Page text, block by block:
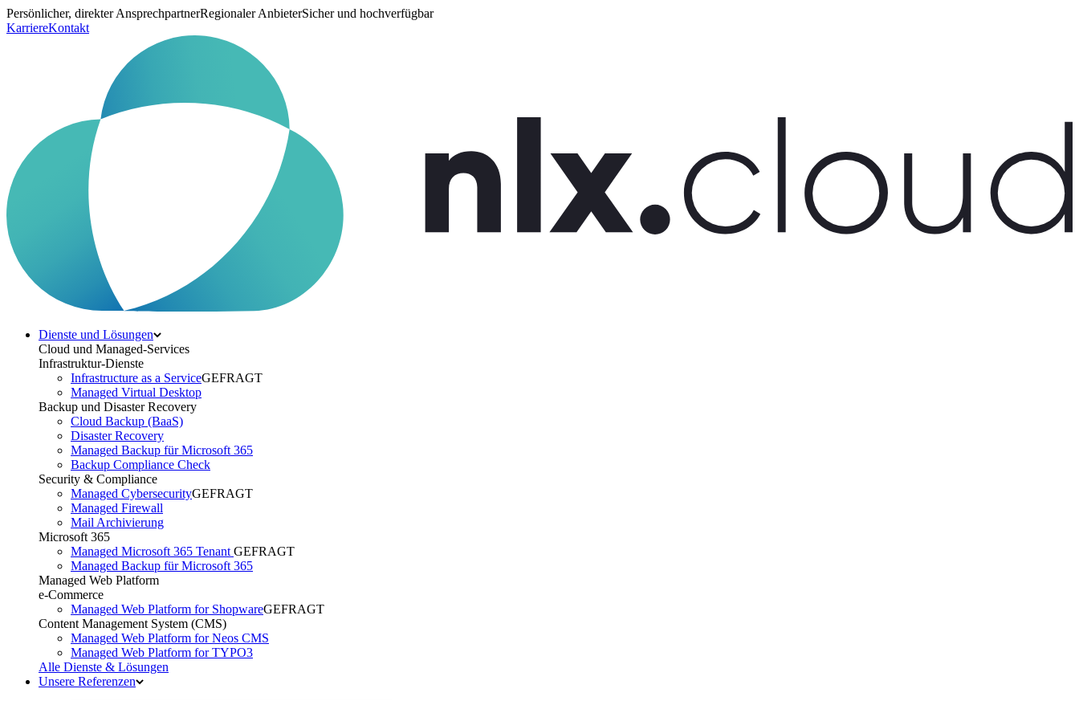
Persönlicher, direkter AnsprechpartnerRegionaler AnbieterSicher und hochverfügbar
KarriereKontakt
Dienste und Lösungen
Cloud und Managed-Services
Infrastruktur-Dienste
Infrastructure as a ServiceGEFRAGT
Managed Virtual Desktop
Backup und Disaster Recovery
Cloud Backup (BaaS)
Disaster Recovery
Managed Backup für Microsoft 365
Backup Compliance Check
Security & Compliance
Managed CybersecurityGEFRAGT
Managed Firewall
Mail Archivierung
Microsoft 365
Managed Microsoft 365 Tenant GEFRAGT
Managed Backup für Microsoft 365
Managed Web Platform
e-Commerce
Managed Web Platform for ShopwareGEFRAGT
Content Management System (CMS)
Managed Web Platform for Neos CMS
Managed Web Platform for TYPO3
Alle Dienste & Lösungen
Unsere Referenzen